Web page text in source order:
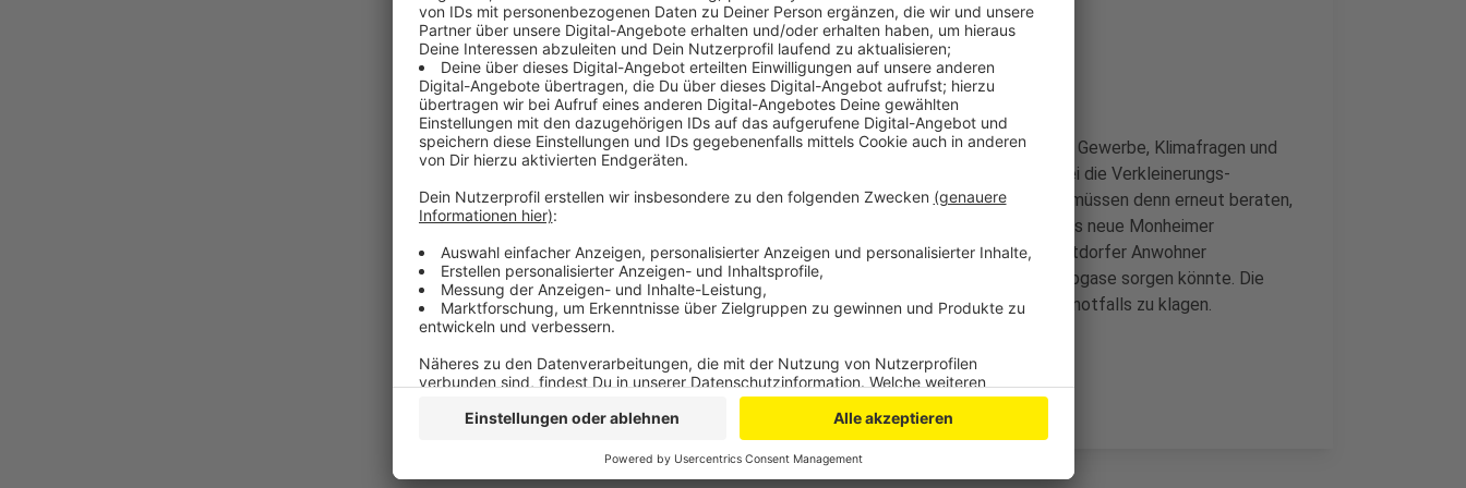
Veröffentlicht:Montag, 04.04.2022 16:43
Anzeige
Wir sind nicht gegen Gewerbegebiete, heißt es von der SPD. Aber Gewerbe, Klimafragen und
Naturschutz müssten in Einklang gebracht werden und deshalb sei die Verkleinerungs-
Entscheidung richtig. Jetzt werde neue Pläne ausgearbeitet, die müssen denn erneut beraten,
offengelegt und letztlich von der Politik beschlossen werden. Das neue Monheimer
Gewerbegebiet soll u.a. Platz für den Bayer-Konzern schaffen. Hitdorfer Anwohner
befürchten, dass das Gewerbegebiet für viel Verkehr, Lärm und Abgase sorgen könnte. Die
Stadt Leverkusen hatte ursprünglich gedroht, gegen das Projekt notfalls zu klagen.